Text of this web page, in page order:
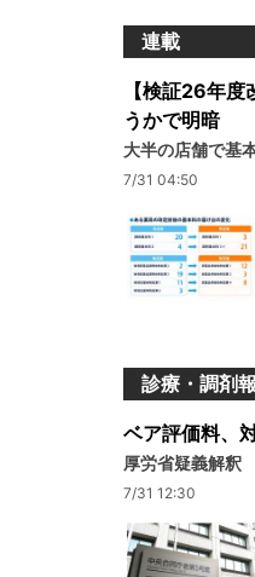
連載
【検証26年
うかで明暗
大半の店舗で基
7/31 04:50
診療・調剤
ベア評価料、
厚労省疑義解釈
7/31 12:30